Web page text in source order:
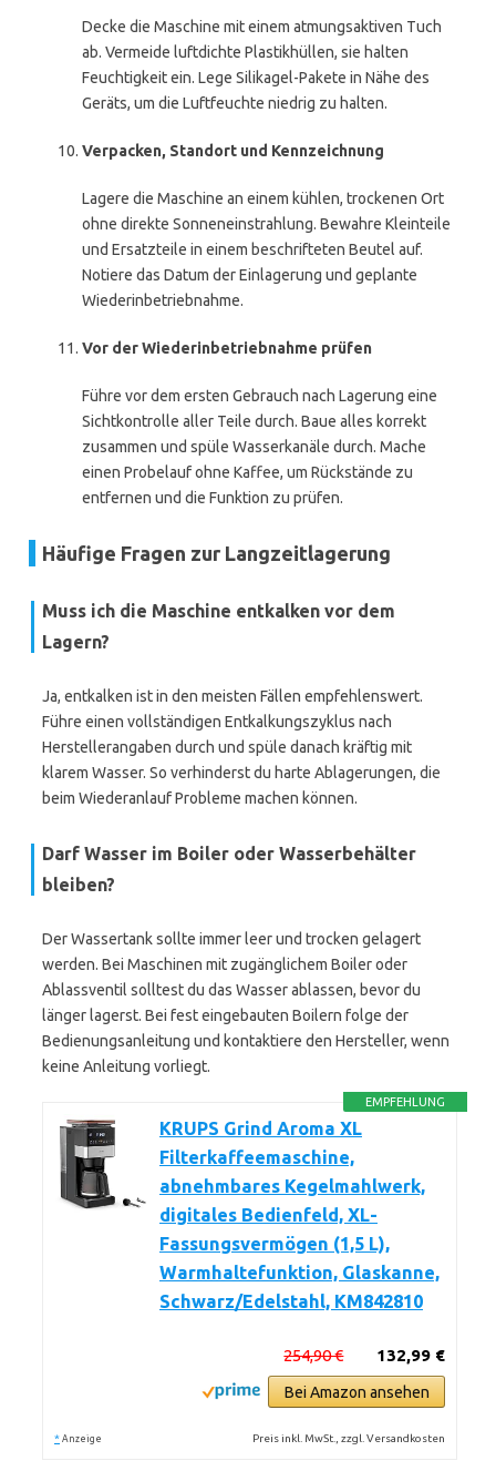
Decke die Maschine mit einem atmungsaktiven Tuch
ab. Vermeide luftdichte Plastikhüllen, sie halten
Feuchtigkeit ein. Lege Silikagel-Pakete in Nähe des
Geräts, um die Luftfeuchte niedrig zu halten.
Verpacken, Standort und Kennzeichnung
Lagere die Maschine an einem kühlen, trockenen Ort
ohne direkte Sonneneinstrahlung. Bewahre Kleinteile
und Ersatzteile in einem beschrifteten Beutel auf.
Notiere das Datum der Einlagerung und geplante
Wiederinbetriebnahme.
Vor der Wiederinbetriebnahme prüfen
Führe vor dem ersten Gebrauch nach Lagerung eine
Sichtkontrolle aller Teile durch. Baue alles korrekt
zusammen und spüle Wasserkanäle durch. Mache
einen Probelauf ohne Kaffee, um Rückstände zu
entfernen und die Funktion zu prüfen.
Häufige Fragen zur Langzeitlagerung
Muss ich die Maschine entkalken vor dem
Lagern?
Ja, entkalken ist in den meisten Fällen empfehlenswert.
Führe einen vollständigen Entkalkungszyklus nach
Herstellerangaben durch und spüle danach kräftig mit
klarem Wasser. So verhinderst du harte Ablagerungen, die
beim Wiederanlauf Probleme machen können.
Darf Wasser im Boiler oder Wasserbehälter
bleiben?
Der Wassertank sollte immer leer und trocken gelagert
werden. Bei Maschinen mit zugänglichem Boiler oder
Ablassventil solltest du das Wasser ablassen, bevor du
länger lagerst. Bei fest eingebauten Boilern folge der
Bedienungsanleitung und kontaktiere den Hersteller, wenn
keine Anleitung vorliegt.
EMPFEHLUNG
KRUPS Grind Aroma XL
Filterkaffeemaschine,
abnehmbares Kegelmahlwerk,
digitales Bedienfeld, XL-
Fassungsvermögen (1,5 L),
Warmhaltefunktion, Glaskanne,
Schwarz/Edelstahl, KM842810
132,99 €
254,90 €
Bei Amazon ansehen
* Anzeige Preis inkl. MwSt., zzgl. Versandkosten